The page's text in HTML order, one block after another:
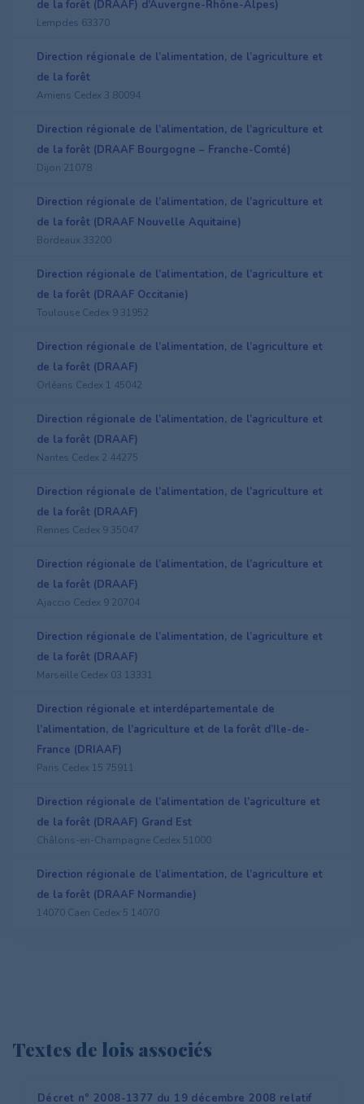
de la forêt (DRAAF) d’Auvergne-Rhône-Alpes)
Lempdes 63370
Direction régionale de l’alimentation, de l’agriculture et
de la forêt
Amiens Cedex 3 80094
Direction régionale de l’alimentation, de l’agriculture et
de la forêt (DRAAF Bourgogne – Franche-Comté)
Dijon 21078
Direction régionale de l’alimentation, de l’agriculture et
de la forêt (DRAAF Nouvelle Aquitaine)
Bordeaux 33200
Direction régionale de l’alimentation, de l’agriculture et
de la forêt (DRAAF Occitanie)
Toulouse Cedex 9 31952
Direction régionale de l’alimentation, de l’agriculture et
de la forêt (DRAAF)
Orléans Cedex 1 45042
Direction régionale de l’alimentation, de l’agriculture et
de la forêt (DRAAF)
Nantes Cedex 2 44275
Direction régionale de l’alimentation, de l’agriculture et
de la forêt (DRAAF)
Rennes Cedex 9 35047
Direction régionale de l’alimentation, de l’agriculture et
de la forêt (DRAAF)
Ajaccio Cedex 9 20704
Direction régionale de l’alimentation, de l’agriculture et
de la forêt (DRAAF)
Marseille Cedex 03 13331
Direction régionale et interdépartementale de
l’alimentation, de l’agriculture et de la forêt d’Ile-de-
France (DRIAAF)
Paris Cedex 15 75911
Direction régionale de l’alimentation de l’agriculture et
de la forêt (DRAAF) Grand Est
Châlons-en-Champagne Cedex 51000
Direction régionale de l’alimentation, de l’agriculture et
de la forêt (DRAAF Normandie)
14070 Caen Cedex 5 14070
Textes de lois associés
Décret n° 2008-1377 du 19 décembre 2008 relatif